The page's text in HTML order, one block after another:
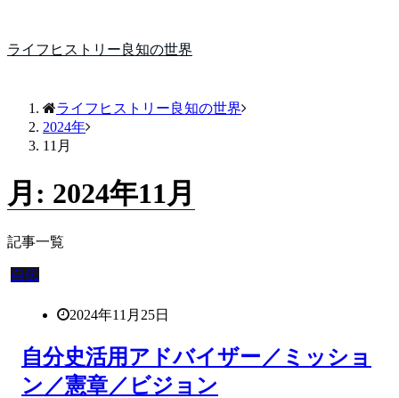
ライフヒストリー良知の世界
ライフヒストリー良知の世界
2024年
11月
月: 2024年11月
記事一覧
自伝
2024年11月25日
自分史活用アドバイザー／ミッショ
ン／憲章／ビジョン